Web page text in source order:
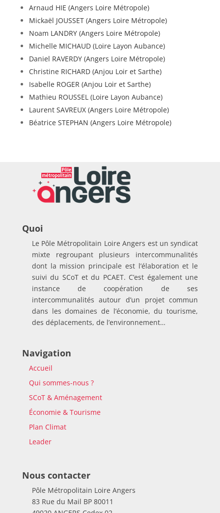
Arnaud HIE (Angers Loire Métropole)
Mickaël JOUSSET (Angers Loire Métropole)
Noam LANDRY (Angers Loire Métropole)
Michelle MICHAUD (Loire Layon Aubance)
Daniel RAVERDY (Angers Loire Métropole)
Christine RICHARD (Anjou Loir et Sarthe)
Isabelle ROGER (Anjou Loir et Sarthe)
Mathieu ROUSSEL (Loire Layon Aubance)
Laurent SAVREUX (Angers Loire Métropole)
Béatrice STEPHAN (Angers Loire Métropole)
Quoi
Le Pôle Métropolitain Loire Angers est un syndicat
mixte regroupant plusieurs intercommunalités
dont la mission principale est l’élaboration et le
suivi du SCoT et du PCAET. C’est également une
instance de coopération de ses
intercommunalités autour d’un projet commun
dans les domaines de l’économie, du tourisme,
des déplacements, de l’environnement…
Navigation
Accueil
Qui sommes-nous ?
SCoT & Aménagement
Économie & Tourisme
Plan Climat
Leader
Nous contacter
Pôle Métropolitain Loire Angers
83 Rue du Mail BP 80011